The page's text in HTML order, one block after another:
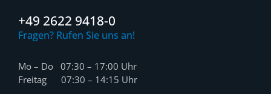
+49 2622 9418-0
Fragen? Rufen Sie uns an!
Mo – Do 07:30 – 17:00 Uhr
Freitag 07:30 – 14:15 Uhr